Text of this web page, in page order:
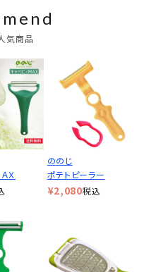
気商品
Ｘ
ののじ
ポテトピーラー
¥2,080税込